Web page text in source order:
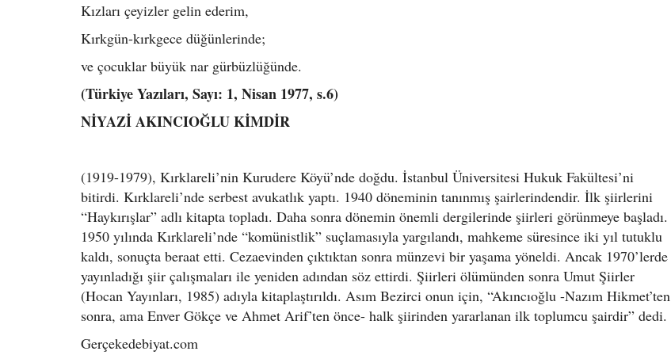
Kızları çeyizler gelin ederim,
Kırkgün-kırkgece düğünlerinde;
ve çocuklar büyük nar gürbüzlüğünde.
(Türkiye Yazıları, Sayı: 1, Nisan 1977, s.6)
NİYAZİ AKINCIOĞLU KİMDİR
(1919-1979), Kırklareli’nin Kurudere Köyü’nde doğdu. İstanbul Üniversitesi Hukuk Fakültesi’ni
bitirdi. Kırklareli’nde serbest avukatlık yaptı. 1940 döneminin tanınmış şairlerindendir. İlk şiirlerini
“Haykırışlar” adlı kitapta topladı. Daha sonra dönemin önemli dergilerinde şiirleri görünmeye başladı.
1950 yılında Kırklareli’nde “komünistlik” suçlamasıyla yargılandı, mahkeme süresince iki yıl tutuklu
kaldı, sonuçta beraat etti. Cezaevinden çıktıktan sonra münzevi bir yaşama yöneldi. Ancak 1970’lerde
yayınladığı şiir çalışmaları ile yeniden adından söz ettirdi. Şiirleri ölümünden sonra Umut Şiirler
(Hocan Yayınları, 1985) adıyla kitaplaştırıldı. Asım Bezirci onun için, “Akıncıoğlu -Nazım Hikmet’ten
sonra, ama Enver Gökçe ve Ahmet Arif’ten önce- halk şiirinden yararlanan ilk toplumcu şairdir” dedi.
Gerçekedebiyat.com